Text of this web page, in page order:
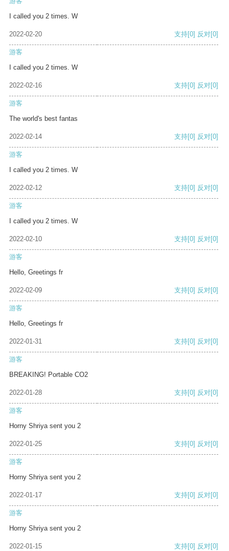
I called you 2 times. W
2022-02-20 支持[0] 反对[0]
游客
I called you 2 times. W
2022-02-16 支持[0] 反对[0]
游客
The world's best fantas
2022-02-14 支持[0] 反对[0]
游客
I called you 2 times. W
2022-02-12 支持[0] 反对[0]
游客
I called you 2 times. W
2022-02-10 支持[0] 反对[0]
游客
Hello, Greetings fr
2022-02-09 支持[0] 反对[0]
游客
Hello, Greetings fr
2022-01-31 支持[0] 反对[0]
游客
BREAKING! Portable CO2
2022-01-28 支持[0] 反对[0]
游客
Horny Shriya sent you 2
2022-01-25 支持[0] 反对[0]
游客
Horny Shriya sent you 2
2022-01-17 支持[0] 反对[0]
游客
Horny Shriya sent you 2
2022-01-15 支持[0] 反对[0]